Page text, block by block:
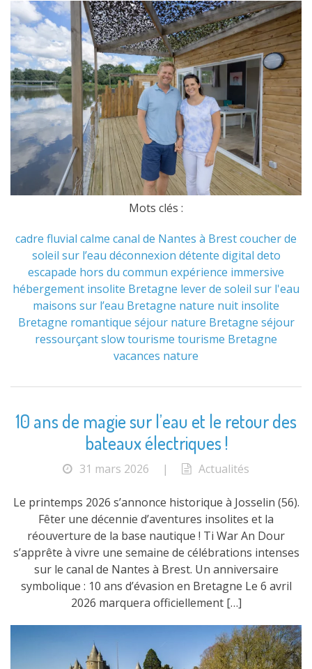
Mots clés :
cadre fluvial calme canal de Nantes à Brestcoucher de
soleil sur l’eau déconnexion détente digital deto
escapade hors du commun expérience immersive
hébergement insolite Bretagne lever de soleil sur l'eau
maisons sur l’eau Bretagne nature nuit insolite
Bretagne romantique séjour nature Bretagne séjour
ressourçantslow tourisme tourisme Bretagne
vacances nature
10 ans de magie sur l’eau et le retour des
bateaux électriques !
31 mars 2026 | Actualités
Le printemps 2026 s’annonce historique à Josselin (56).
Fêter une décennie d’aventures insolites et la
réouverture de la base nautique ! Ti War An Dour
s’apprête à vivre une semaine de célébrations intenses
sur le canal de Nantes à Brest. Un anniversaire
symbolique : 10 ans d’évasion en Bretagne Le 6 avril
2026 marquera officiellement […]